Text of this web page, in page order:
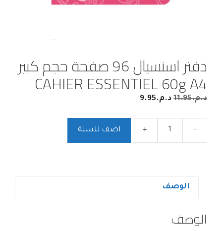
دفتر اسنسيال 96 صفحة حجم كبير
CAHIER ESSENTIEL 60g A4
د.م.11.95 د.م.9.95
-
+ اضف للسلة
الوصف
الوصف